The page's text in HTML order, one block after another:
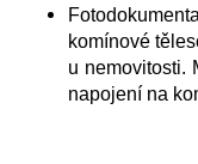
komínové
u nemovitosti.
napojení na